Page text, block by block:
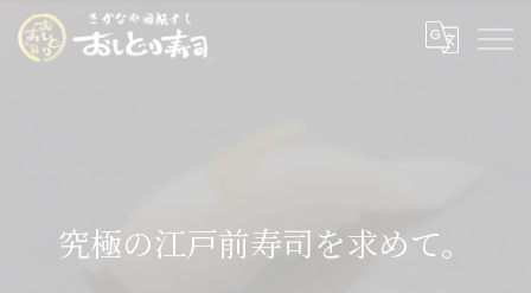
究極の江戸前寿司を求めて。